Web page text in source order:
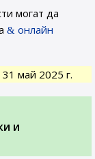
могат да
онлайн
май 2025 г.
и